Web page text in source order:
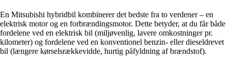
En Mitsubishi hybridbil kombinerer det bedste fra to verdener – en
elektrisk motor og en forbrændingsmotor. Dette betyder, at du får både
fordelene ved en elektrisk bil (miljøvenlig, lavere omkostninger pr.
kilometer) og fordelene ved en konventionel benzin- eller dieseldrevet
bil (længere kørselsrækkevidde, hurtig påfyldning af brændstof).